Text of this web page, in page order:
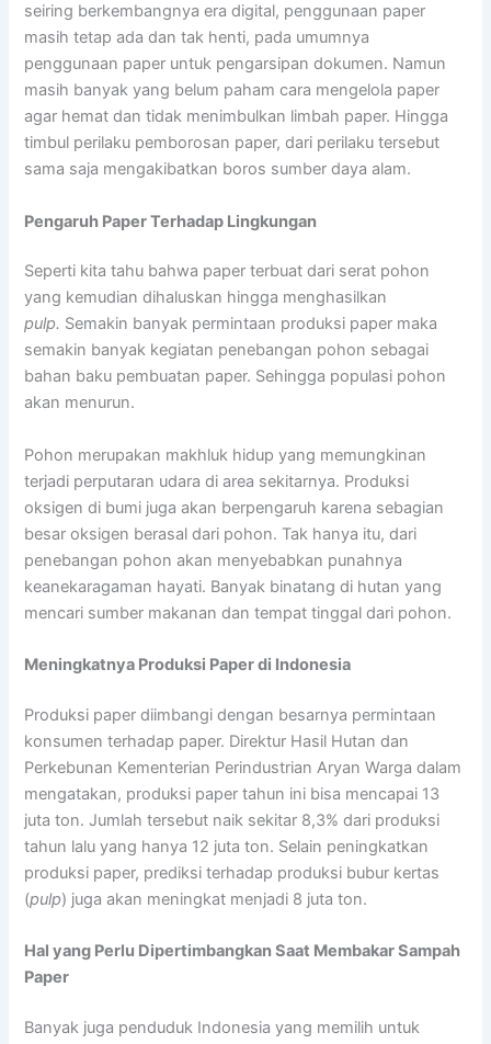
seiring berkembangnya era digital, penggunaan paper
masih tetap ada dan tak henti, pada umumnya
penggunaan paper untuk pengarsipan dokumen. Namun
masih banyak yang belum paham cara mengelola paper
agar hemat dan tidak menimbulkan limbah paper. Hingga
timbul perilaku pemborosan paper, dari perilaku tersebut
sama saja mengakibatkan boros sumber daya alam.
Pengaruh Paper Terhadap Lingkungan
Seperti kita tahu bahwa paper terbuat dari serat pohon
yang kemudian dihaluskan hingga menghasilkan
pulp. Semakin banyak permintaan produksi paper maka
semakin banyak kegiatan penebangan pohon sebagai
bahan baku pembuatan paper. Sehingga populasi pohon
akan menurun.
Pohon merupakan makhluk hidup yang memungkinan
terjadi perputaran udara di area sekitarnya. Produksi
oksigen di bumi juga akan berpengaruh karena sebagian
besar oksigen berasal dari pohon. Tak hanya itu, dari
penebangan pohon akan menyebabkan punahnya
keanekaragaman hayati. Banyak binatang di hutan yang
mencari sumber makanan dan tempat tinggal dari pohon.
Meningkatnya Produksi Paper di Indonesia
Produksi paper diimbangi dengan besarnya permintaan
konsumen terhadap paper. Direktur Hasil Hutan dan
Perkebunan Kementerian Perindustrian Aryan Warga dalam
mengatakan, produksi paper tahun ini bisa mencapai 13
juta ton. Jumlah tersebut naik sekitar 8,3% dari produksi
tahun lalu yang hanya 12 juta ton. Selain peningkatkan
produksi paper, prediksi terhadap produksi bubur kertas
(pulp) juga akan meningkat menjadi 8 juta ton.
Hal yang Perlu Dipertimbangkan Saat Membakar Sampah
Paper
Banyak juga penduduk Indonesia yang memilih untuk